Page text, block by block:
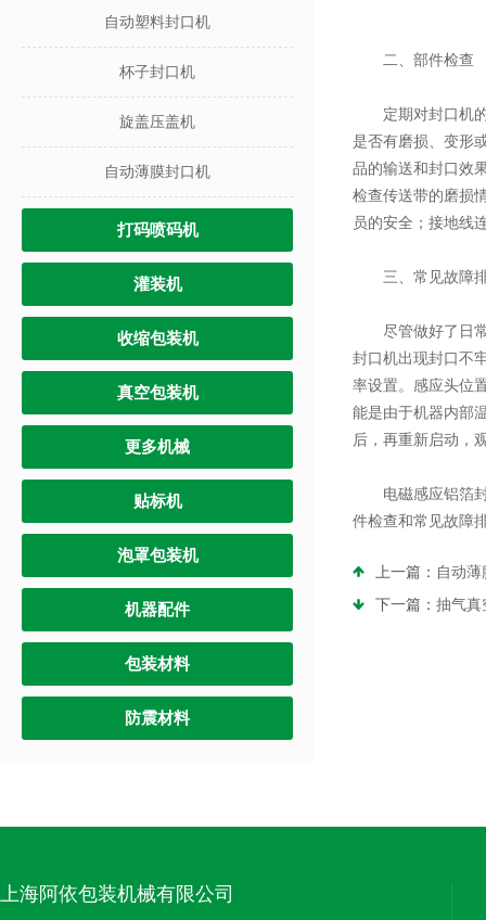
自动塑料封口机
杯子封口机
旋盖压盖机
自动薄膜封口机
打码喷码机
灌装机
收缩包装机
真空包装机
更多机械
贴标机
泡罩包装机
机器配件
包装材料
防震材料
二、部件检查
定期对封口机的
是否有磨损、变形
品的输送和封口效
检查传送带的磨损
员的安全；接地线
三、常见故障
尽管做好了日常
封口机出现封口不
率设置。感应头位
能是由于机器内部
后，再重新启动，
电磁感应铝箔封
件检查和常见故障
上一篇： 自动
下一篇： 抽气真
上海阿依包装机械有限公司